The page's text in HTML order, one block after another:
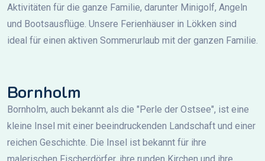
Aktivitäten für die ganze Familie, darunter Minigolf, Angeln
und Bootsausflüge. Unsere Ferienhäuser in Lökken sind
ideal für einen aktiven Sommerurlaub mit der ganzen Familie.
Bornholm
Bornholm, auch bekannt als die "Perle der Ostsee", ist eine
kleine Insel mit einer beeindruckenden Landschaft und einer
reichen Geschichte. Die Insel ist bekannt für ihre
malerischen Fischerdörfer, ihre runden Kirchen und ihre